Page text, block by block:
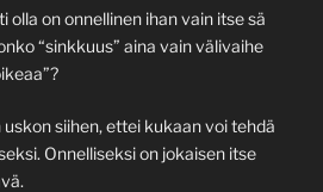
olla on onnellinen ihan vain itse sä
“sinkkuus” aina vain välivaihe
siihen, ettei kukaan voi tehdä
Onnelliseksi on jokaisen itse